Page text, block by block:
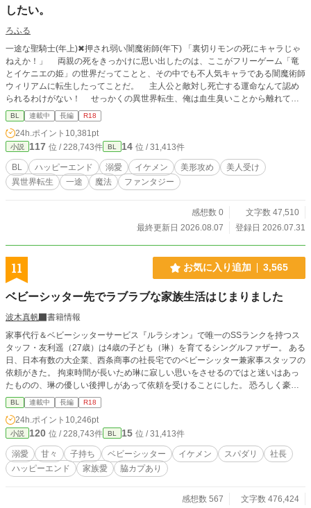
したい。
ろふる
一途な聖騎士(年上)✖︎押され弱い闇魔術師(年下) 「裏切りモンの死にキャラじゃ
ねえか！」 両親の死をきっかけに思い出したのは、ここがフリーゲーム「竜
とイケニエの姫」の世界だってことと、その中でも不人気キャラである闇魔術師
ウィリアムに転生したってことだ。 主人公と敵対し死亡する運命なんて認め
られるわけがない！ せっかくの異世界転生、俺は血生臭いことから離れてゆ
るふわスローライフを楽しみたい。 手始めに、モンスターをボコしてレベル
アップ。強くなって金持ちになって、他国に逃げてやろうじゃねえの！ ——
と思ってたのに、原作では天敵となる聖騎士アルフェンと出会ってしまい冒険者
チームを組むことになって、何が奴の琴線に触れたのか懐かれて!? 自分の命
が一番大切だったはずなのに、どんどん他にも大切な物が増えていってしまう。
こうなったら俺の人生を面白おかしく豊かにする為にも、最良の未来を掴み取り
に行ってやる！ １章２章は毎日投稿(12:10)になります。日曜日は２話投稿で
BL 連載中 長編 R18
24h.ポイント 10,381pt
小説 117 位 / 228,743件 BL 14 位 / 31,413件
BL ハッピーエンド 溺愛 イケメン 美形攻め
美人受け
異世界転生
一途 魔法 ファンタジー
感想数 0
文字数 47,510
最終更新日 2026.08.07
登録日 2026.07.31
11 お気に入り追加 3,565
ベビーシッター先でラブラブな家族生活はじまりました
波木真帆
書籍情報
家事代行＆ベビーシッターサービス『ルラシオン』で唯一のSSランクを持つス
タッフ・友利遥（27歳）は4歳の子ども（琳）を育てるシングルファザー。 ある
日、日本有数の大企業、西条商事の社長宅でのベビーシッター兼家事スタッフの
依頼がきた。 拘束時間が長いため琳に寂しい思いをさせるのではと迷いはあっ
たものの、琳の優しい後押しがあって依頼を受けることにした。 恐ろしく豪華
なマンションで３歳の男の子のベビーシッターが始まり順調な出だしだったがと
んでもない事件が巻き起こり、しばらくの間、琳も一緒に社長宅で住み込みで働
くことに。でもなぜか一緒に暮らし始めてから西条さんとラブラブな雰囲気にな
ってきて……。 シングルファザーのベビーシッターと子どもの扱いに慣れてい
ない社長とのイチャラブハッピーエンド小説です。 R18には※つけます。
BL 連載中 長編 R18
24h.ポイント 10,246pt
小説 120 位 / 228,743件 BL 15 位 / 31,413件
溺愛 甘々 子持ち ベビーシッター イケメン スパダリ
社長
ハッピーエンド
家族愛 脇カプあり
感想数 567
文字数 476,424